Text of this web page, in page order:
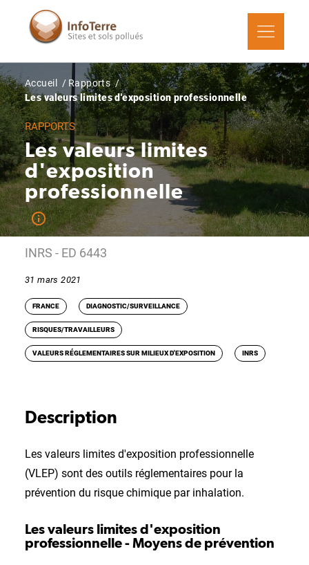
contenu
Fil
d'Ariane
Accueil
Rapports
Les valeurs limites d'exposition professionnelle
RAPPORTS
Les valeurs limites
d'exposition
professionnelle
INRS - ED 6443
31 mars 2021
FRANCE DIAGNOSTIC/SURVEILLANCE
RISQUES/TRAVAILLEURS
VALEURS RÉGLEMENTAIRES SUR MILIEUX D'EXPOSITION INRS
Description
Les valeurs limites d'exposition professionnelle
(VLEP) sont des outils réglementaires pour la
prévention du risque chimique par inhalation.
Les valeurs limites d'exposition
professionnelle - Moyens de prévention